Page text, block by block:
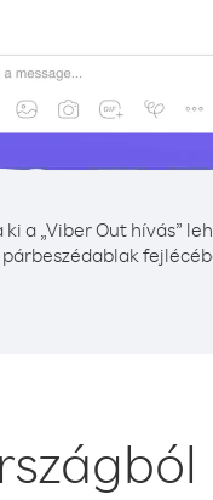
ki a „Viber Out hívás”
párbeszédablak